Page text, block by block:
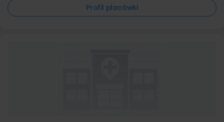
Profil placówki